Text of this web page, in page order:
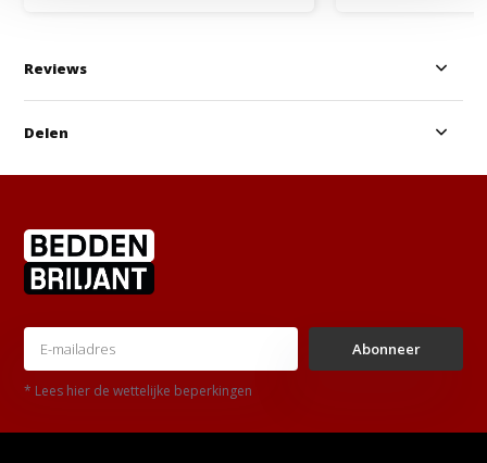
Reviews
Delen
Abonneer
* Lees hier de wettelijke beperkingen